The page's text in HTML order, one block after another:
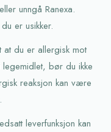
unngå Ranexa.
er usikker.
du er allergisk mot
bør du ikke
reaksjon kan være
leverfunksjon kan